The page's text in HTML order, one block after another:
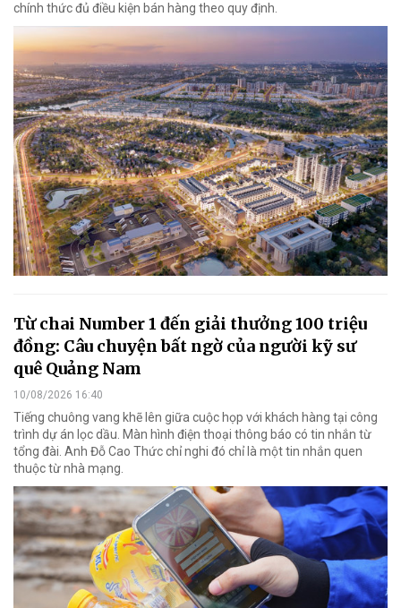
chính thức đủ điều kiện bán hàng theo quy định.
Từ chai Number 1 đến giải thưởng 100 triệu
đồng: Câu chuyện bất ngờ của người kỹ sư
quê Quảng Nam
10/08/2026 16:40
Tiếng chuông vang khẽ lên giữa cuộc họp với khách hàng tại công
trình dự án lọc dầu. Màn hình điện thoại thông báo có tin nhắn từ
tổng đài. Anh Đỗ Cao Thức chỉ nghi đó chỉ là một tin nhắn quen
thuộc từ nhà mạng.